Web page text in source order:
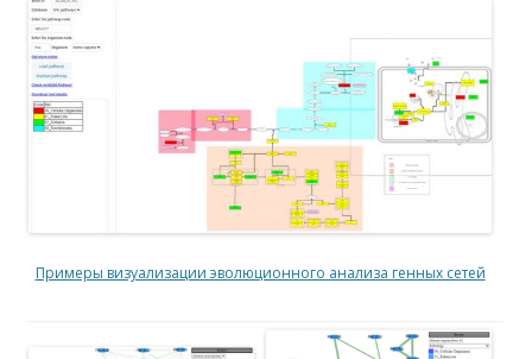
Примеры визуализации эволюционного анализа генных сетей